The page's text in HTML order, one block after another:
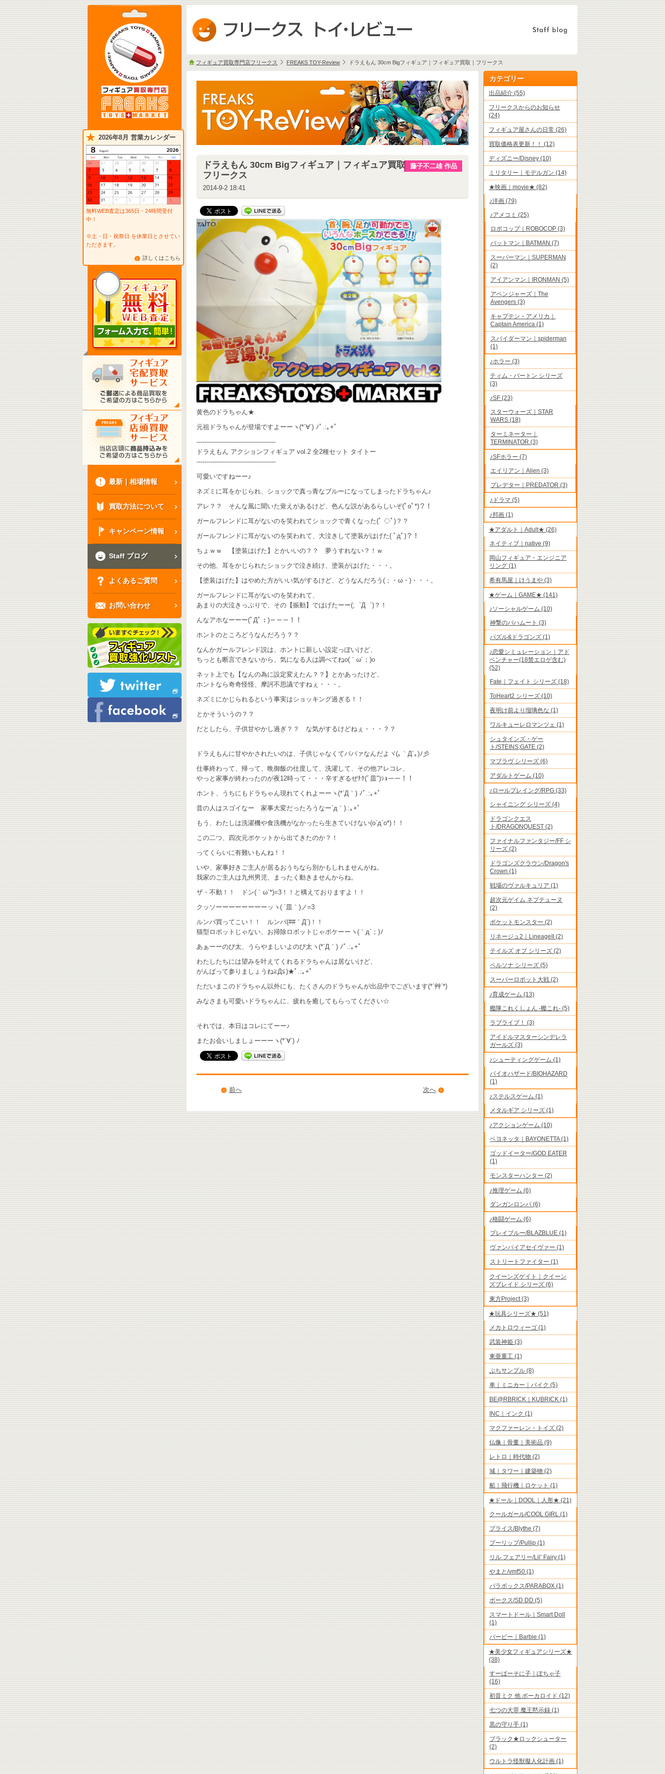
2026年8月 営業カレンダー
無料WEB査定は365日・24時間受付
中！
※土・日・祝祭日 を休業日とさせてい
ただきます。
詳しくはこちら
最新｜相場情報
買取方法について
キャンペーン情報
Staff ブログ
よくあるご質問
お問い合わせ
フィギュア買取専門店フリークス FREAKS TOY-Review ドラえもん 30cm Bigフィギュア｜フィギュア買取｜フリークス
ドラえもん 30cm Bigフィギュア｜フィギュア買取｜
フリークス
2014-9-2 18:41
藤子不二雄 作品
黄色のドラちゃん★
元祖ドラちゃんが登場ですよーーヽ(*´∀`) ﾉﾟ.:｡+ﾟ
----------------------------------------
ドラえもん アクションフィギュア vol.2 全2種セット タイトー
----------------------------------------
可愛いですねーー♪
ネズミに耳をかじられ、ショックで真っ青なブルーになってしまったドラちゃん♪
アレ？？ そんな風に聞いた覚えがあるけど、色んな説があるらしいぞ(ﾟoﾟ*)？！
ガールフレンドに耳がないのを笑われてショックで青くなった(ﾟ ◇ﾟ)？？
ガールフレンドに耳がないのを笑われて、大泣きして塗装がはげた( ﾟдﾟ)？！
ちょｗｗ 【塗装はげた】とかいいの？？ 夢うすれない？！ｗ
その他、耳をかじられたショックで泣き続け、塗装がはげた・・・。
【塗装はげた】はやめた方がいい気がするけど、どうなんだろう(；・ω・)・・・。
ガールフレンドに耳がないのを笑われて、
あまりの大泣きっぷりで、その【振動】ではげたーー(;゜Д゜)？！
んなアホなーーー(ﾟДﾟ；)－－－！！
ホントのところどうなんだろう？？
なんかガールフレンド説は、ホントに新しい設定っぽいけど、
ちっとも断言できないから、気になる人は調べてねo(｀ω´；)o
ネット上でも【なんの為に設定変えたん？？】とかあったけど、
ホントなら奇奇怪怪、摩訶不思議ですねぇ・・・。
ネズミにかじられるという事実はショッキング過ぎる！！
とかそういうの？？
だとしたら、子供甘やかし過ぎ？？ な気がするけどねぇ・・・？？
ドラえもんに甘やかされたいのは、子供じゃなくてババァなんだよヾ(｡｀Д´｡)ﾉ彡
仕事終わって、帰って、晩御飯の仕度して、洗濯して、その他アレコレ、
やっと家事が終わったのが夜12時って・・・辛すぎるぜﾁｸ(ﾞ皿")ｼｮーー！！
ホント、うちにもドラちゃん現れてくれよーーヽ(*´Д｀) ﾉﾟ.:｡+ﾟ
昔の人はスゴイなー 家事大変だったろうなー´д｀).:｡+ﾟ
もう、わたしは洗濯機や食洗機がなかったら生きていけない(o`д´o*)！！
この二つ、四次元ポケットから出てきたのか？！
ってくらいに有難いもんね！！
いや、家事好きご主人が居るおうちなら別かもしれませんがね。
我家のご主人は九州男児、まったく動きませんからね。
ザ・不動！！ ドン(｀ω´*)=3！！と構えておりますよ！！
クッソーーーーーーーーッヽ( ´皿｀)ノ=3
ルンバ買ってこい！！ ルンバ(##｀Д´)！！
猫型ロボットじゃない、お掃除ロボットじゃボケーーヽ(｀д´；)ﾉ
あぁーーのび太、うらやましいよのび太ヽ(*´Д｀) ﾉﾟ.:｡+ﾟ
わたしたちには望みを叶えてくれるドラちゃんは居ないけど、
がんばって参りましょうね≧Д≦)★ﾟ.:｡+ﾟ
ただいまこのドラちゃん以外にも、たくさんのドラちゃんが出品中でございます(*´艸`*)
みなさまも可愛いドラちゃんに、疲れを癒してもらってください☆
それでは、本日はコレにてーー♪
またお会いしましょーーーヽ(*´∀`) ﾉ
次へ
前へ
カテゴリー
出品紹介 (55)
フリークスからのお知らせ
(24)
フィギュア屋さんの日常 (26)
買取価格表更新！！ (12)
ディズニー/Disney (10)
ミリタリー｜モデルガン (14)
★映画｜movie★ (82)
♪洋画 (79)
♪アメコミ (25)
ロボコップ｜ROBOCOP (3)
バットマン｜BATMAN (7)
スーパーマン｜SUPERMAN
(2)
アイアンマン｜IRONMAN (5)
アベンジャーズ｜The
Avengers (3)
キャプテン・アメリカ｜
Captain America (1)
スパイダーマン｜spiderman
(1)
♪ホラー (3)
ティム・バートン シリーズ
(3)
♪SF (23)
スターウォーズ｜STAR
WARS (18)
ターミネーター｜
TERMINATOR (3)
♪SFホラー (7)
エイリアン｜Alien (3)
プレデター｜PREDATOR (3)
♪ドラマ (5)
♪邦画 (1)
★アダルト｜Adult★ (26)
ネイティブ｜native (9)
岡山フィギュア・エンジニア
リング (1)
希有馬屋｜けうまや (3)
★ゲーム｜GAME★ (141)
♪ソーシャルゲーム (10)
神撃のバハムート (3)
パズル&ドラゴンズ (1)
♪恋愛シミュレーション｜アド
ベンチャー(18禁エロゲ含む)
(52)
Fate｜フェイト シリーズ (18)
ToHeart2 シリーズ (10)
夜明け前より瑠璃色な (1)
ワルキューレロマンツェ (1)
シュタインズ・ゲー
ト/STEINS;GATE (2)
マブラヴ シリーズ (6)
アダルトゲーム (10)
♪ロールプレイング/RPG (33)
シャイニング シリーズ (4)
ドラゴンクエス
ト/DRAGONQUEST (2)
ファイナルファンタジー/FF シ
リーズ (2)
ドラゴンズクラウン/Dragon's
Crown (1)
戦場のヴァルキュリア (1)
超次元ゲイム ネプテューヌ
(2)
ポケットモンスター (2)
リネージュ2｜LineageII (2)
テイルズ オブ シリーズ (2)
ペルソナ シリーズ (5)
スーパーロボット大戦 (2)
♪育成ゲーム (13)
艦隊これくしょん -艦これ- (5)
ラブライブ！ (3)
アイドルマスターシンデレラ
ガールズ (3)
♪シューティングゲーム (1)
バイオハザード/BIOHAZARD
(1)
♪ステルスゲーム (1)
メタルギア シリーズ (1)
♪アクションゲーム (10)
ベヨネッタ｜BAYONETTA (1)
ゴッドイーター/GOD EATER
(1)
モンスターハンター (2)
♪推理ゲーム (6)
ダンガンロンパ (6)
♪格闘ゲーム (6)
ブレイブルー/BLAZBLUE (1)
ヴァンパイアセイヴァー (1)
ストリートファイター (1)
クイーンズゲイト｜クイーン
ズブレイド シリーズ (6)
東方Project (3)
★玩具シリーズ★ (51)
メカトロウィーゴ (1)
武装神姫 (3)
東亜重工 (1)
ぷちサンプル (8)
車｜ミニカー｜バイク (5)
BE@RBRICK｜KUBRICK (1)
INC｜インク (1)
マクファーレン・トイズ (2)
仏像｜骨董｜美術品 (9)
レトロ｜時代物 (2)
城｜タワー｜建築物 (2)
船｜飛行機｜ロケット (1)
★ドール｜DOOL｜人形★ (21)
クールガール/COOL GIRL (1)
ブライス/Blythe (7)
プーリップ/Pullip (1)
リル フェアリー/Lil’ Fairy (1)
やまと/vmf50 (1)
パラボックス/PARABOX (1)
ボークス/SD DD (5)
スマートドール｜Smart Doll
(1)
バービー｜Barbie (1)
★美少女フィギュアシリーズ★
(38)
すーぱーそに子｜ぽちゃ子
(16)
初音ミク 他 ボーカロイド (12)
七つの大罪 魔王黙示録 (1)
黒の守り手 (1)
ブラック★ロックシューター
(2)
ウルトラ怪獣擬人化計画 (1)